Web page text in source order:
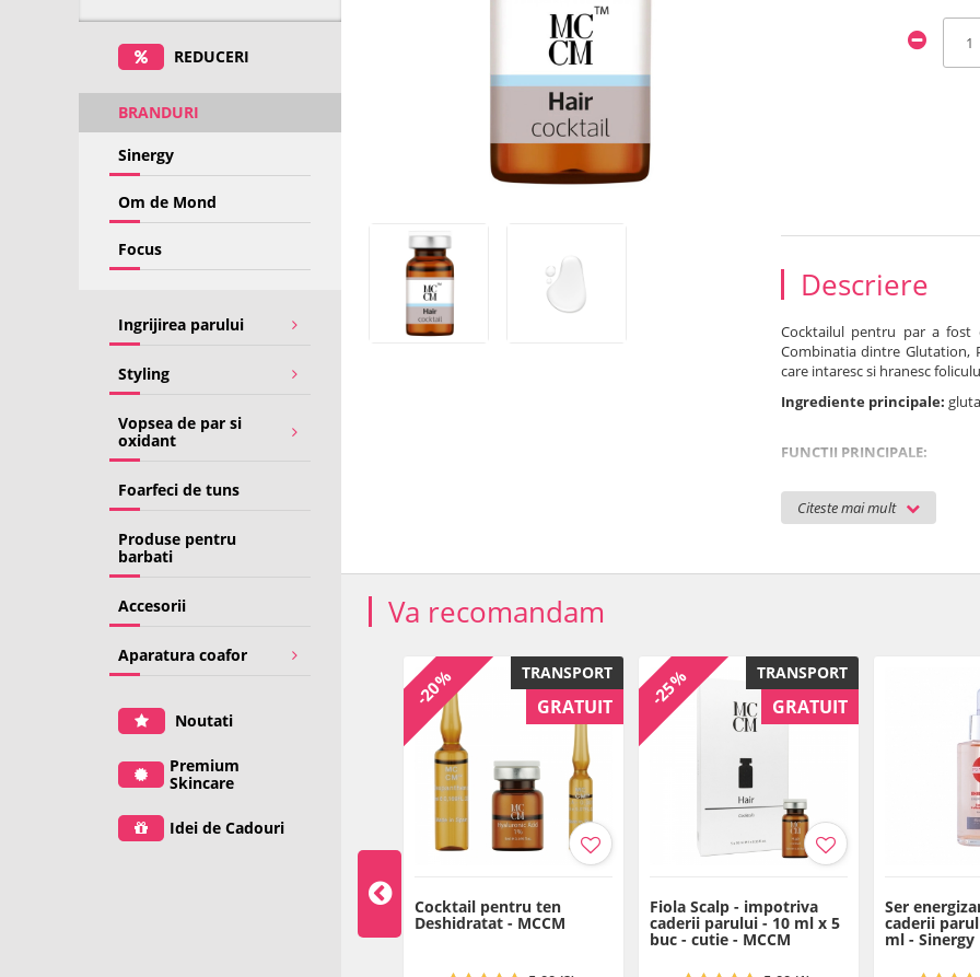
REDUCERI
BRANDURI
Sinergy
Om de Mond
Focus
Ingrijirea parului
Styling
Vopsea de par si
oxidant
Foarfeci de tuns
Produse pentru
barbati
Accesorii
Aparatura coafor
Noutati
Premium
Skincare
Idei de Cadouri
Descriere
Citeste mai mult
Cocktailul pentru par a fost
Combinatia dintre Glutation,
care intaresc si hranesc
Ingrediente principale:
FUNCTII PRINCIPALE:
Stimuleaza
Promoveaza reinnoirea
RECOMANDAT PENTRU:
Consolidarea foliculilor
Consolidarea structurii
Promovarea cresterii
Produs profesional pentru
(radiofrecventa,
creme, masti ori geluri pentru
eficiente si vizibile.
Mod de utilizare cu mezopen,
0,8 mm, pana la 1–1,3 mm.
un minimum de 4 sedinte.
In cazul injectarilor,
iar cantitatea injectata pe
Va recomandam
TRANSPORT
GRATUIT
TRANSPORT
GRATUIT
-20%
Cocktail pentru ten
Deshidratat - MCCM
TRANSPORT
GRATUIT
-25%
Fiola Scalp - impotriva
caderii parului - 10 ml x 5
buc - cutie - MCCM
Ser
caderii
ml - Sinergy